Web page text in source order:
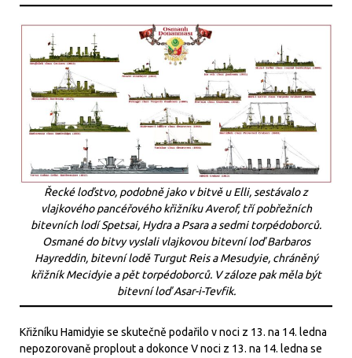
Řecké loďstvo, podobně jako v bitvě u Elli, sestávalo z
vlajkového pancéřového křižníku Averof, tří pobřežních
bitevních lodí Spetsai, Hydra a Psara a sedmi torpédoborců.
Osmané do bitvy vyslali vlajkovou bitevní loď Barbaros
Hayreddin, bitevní lodě Turgut Reis a Mesudyie, chráněný
křižník Mecidyie a pět torpédoborců. V záloze pak měla být
bitevní loď Asar-i-Tevfik.
Křižníku Hamidyie se skutečně podařilo v noci z 13. na 14. ledna
nepozorovaně proplout a dokonce V noci z 13. na 14. ledna se